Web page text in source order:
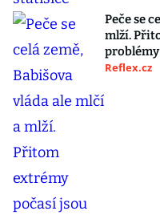
Peče se
mlží.
problémy
Reflex.cz